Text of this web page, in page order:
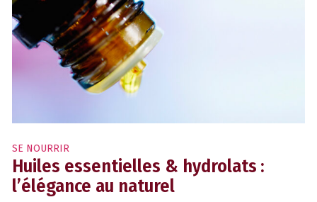
SE NOURRIR
Huiles essentielles & hydrolats :
l’élégance au naturel